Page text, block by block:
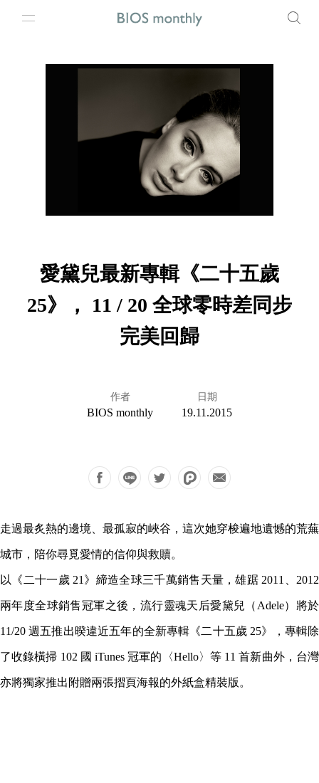
愛黛兒最新專輯《二十五歲
25》， 11 / 20 全球零時差同步
完美回歸
作者
BIOS monthly
日期
19.11.2015
走過最炙熱的邊境、最孤寂的峽谷，這次她穿梭遍地遺憾的荒蕪
城市，陪你尋覓愛情的信仰與救贖。
以《二十一歲 21》締造全球三千萬銷售天量，雄踞 2011、2012
兩年度全球銷售冠軍之後，流行靈魂天后愛黛兒（Adele）將於
11/20 週五推出暌違近五年的全新專輯《二十五歲 25》，專輯除
了收錄橫掃 102 國 iTunes 冠軍的〈Hello〉等 11 首新曲外，台灣
亦將獨家推出附贈兩張摺頁海報的外紙盒精裝版。